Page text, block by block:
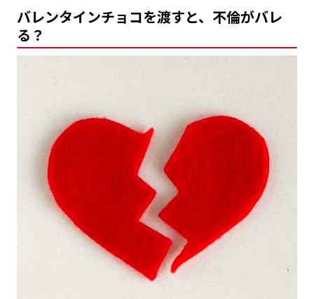
バレンタインチョコを渡すと、不倫がバレ
る？